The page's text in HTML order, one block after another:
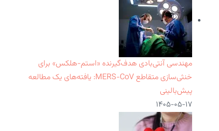
مهندسی آنتی‌بادی هدف‌گیرنده «استم-هلکس» برای
خنثی‌سازی متقاطع MERS-CoV: یافته‌های یک مطالعه
پیش‌بالینی
۱۴۰۵-۰۵-۱۷